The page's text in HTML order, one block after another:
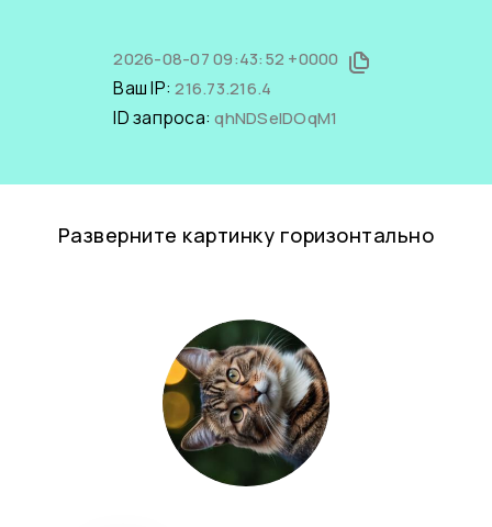
2026-08-07 09:43:52 +0000
Ваш IP:216.73.216.4
ID запроса:qhNDSelDOqM1
Разверните картинку горизонтально